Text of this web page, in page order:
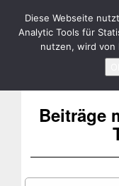
RENÉ BIELA
Beiträge
Diese Webseite
Analytic Tools für
nutzen, wird von